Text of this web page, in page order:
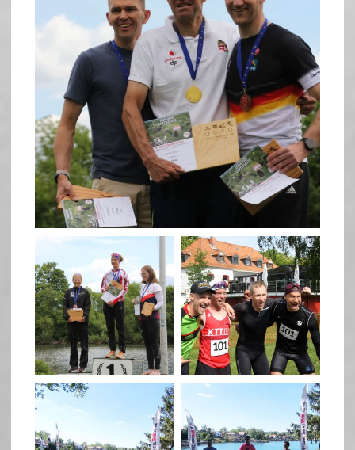
quadrathlon
May 26
quadrathlon
May 26
quadrathlon